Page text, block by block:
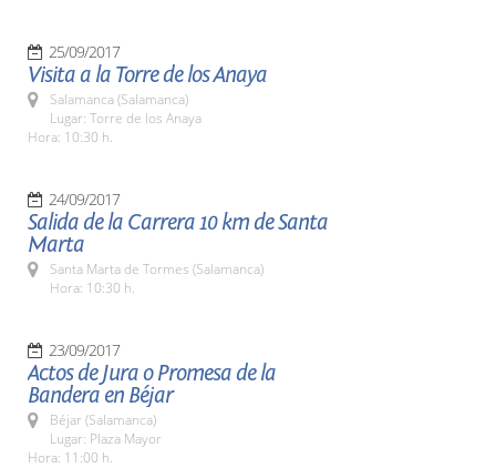
25/09/2017
Visita a la Torre de los Anaya
Salamanca (Salamanca)
Lugar: Torre de los Anaya
Hora: 10:30 h.
24/09/2017
Salida de la Carrera 10 km de Santa
Marta
Santa Marta de Tormes (Salamanca)
Hora: 10:30 h.
23/09/2017
Actos de Jura o Promesa de la
Bandera en Béjar
Béjar (Salamanca)
Lugar: Plaza Mayor
Hora: 11:00 h.